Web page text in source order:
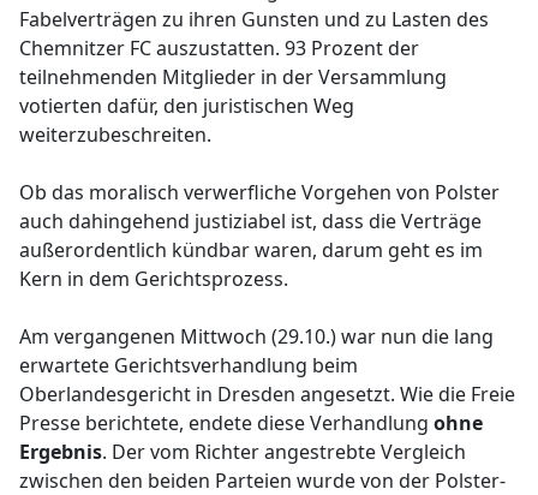
Fabelverträgen zu ihren Gunsten und zu Lasten des
Chemnitzer FC auszustatten. 93 Prozent der
teilnehmenden Mitglieder in der Versammlung
votierten dafür, den juristischen Weg
weiterzubeschreiten.
Ob das moralisch verwerfliche Vorgehen von Polster
auch dahingehend justiziabel ist, dass die Verträge
außerordentlich kündbar waren, darum geht es im
Kern in dem Gerichtsprozess.
Am vergangenen Mittwoch (29.10.) war nun die lang
erwartete Gerichtsverhandlung beim
Oberlandesgericht in Dresden angesetzt. Wie die Freie
Presse berichtete, endete diese Verhandlung ohne
Ergebnis. Der vom Richter angestrebte Vergleich
zwischen den beiden Parteien wurde von der Polster-